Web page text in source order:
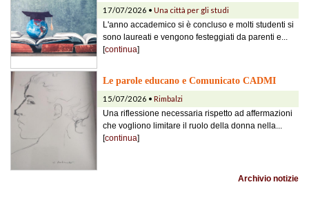
17/07/2026 • Una città per gli studi
L'anno accademico si è concluso e molti studenti si
sono laureati e vengono festeggiati da parenti e...
[continua]
Le parole educano e Comunicato CADMI
15/07/2026 • Rimbalzi
Una riflessione necessaria rispetto ad affermazioni
che vogliono limitare il ruolo della donna nella...
[continua]
Archivio notizie